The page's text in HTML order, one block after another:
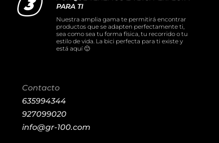
PARA TI
Nuestra amplia gama te permitirá encontrar
productos que se adapten perfectamente ti,
sea como sea tu forma física, tu recorrido o tu
estilo de vida. La bici perfecta para ti existe y
está aquí 🙂
Contacto
635994344
927099020
info@gr-100.com